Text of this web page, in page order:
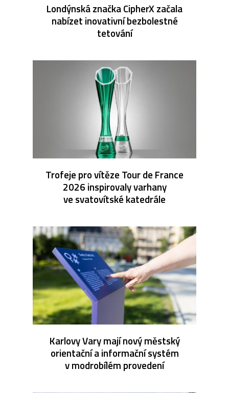
Londýnská značka CipherX začala
nabízet inovativní bezbolestné
tetování
Trofeje pro vítěze Tour de France
2026 inspirovaly varhany
ve svatovítské katedrále
Karlovy Vary mají nový městský
orientační a informační systém
v modrobílém provedení